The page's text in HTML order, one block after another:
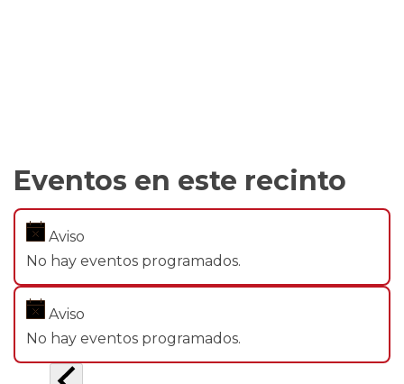
Eventos en este recinto
Aviso
No hay eventos programados.
Aviso
No hay eventos programados.